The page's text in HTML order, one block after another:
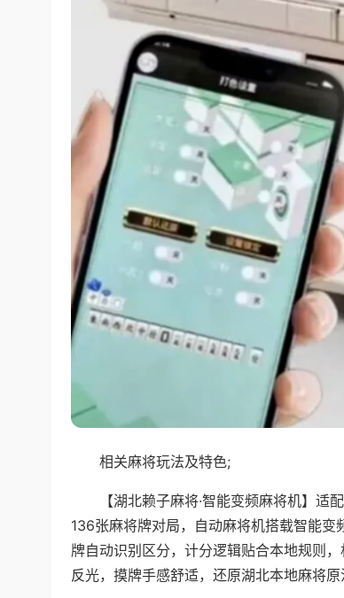
相关麻将玩法及特色;
【湖北赖子麻将·智能变频麻将机】
136张麻将牌对局，自动麻将机搭载智能
牌自动识别区分，计分逻辑贴合本地规则
反光，摸牌手感舒适，还原湖北本地麻将原